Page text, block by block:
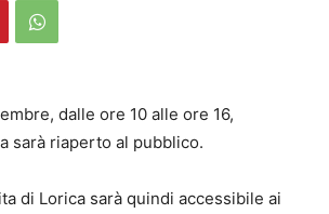
dalle ore 10 alle ore 16,
sarà riaperto al pubblico.
di Lorica sarà quindi accessibile ai